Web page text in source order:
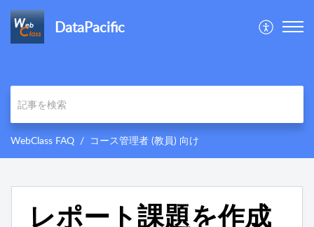
DataPacific
WebClass FAQ コース管理者 (教員) 向け
レポート課題を作成